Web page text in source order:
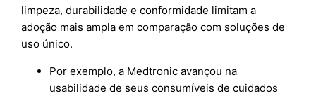
limpeza, durabilidade e conformidade limitam a
adoção mais ampla em comparação com soluções de
uso único.
Por exemplo, a Medtronic avançou na
usabilidade de seus consumíveis de cuidados